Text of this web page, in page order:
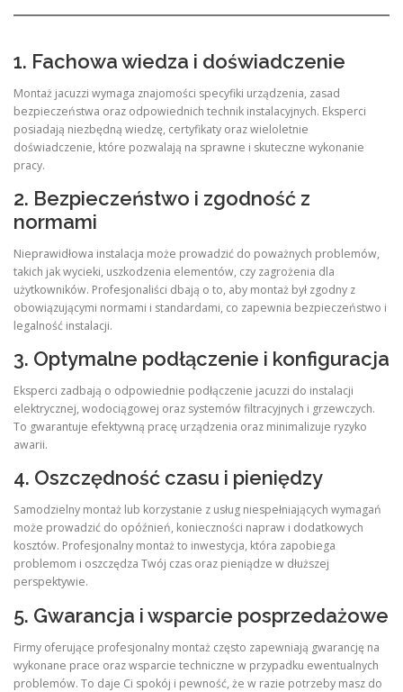
1. Fachowa wiedza i doświadczenie
Montaż jacuzzi wymaga znajomości specyfiki urządzenia, zasad
bezpieczeństwa oraz odpowiednich technik instalacyjnych. Eksperci
posiadają niezbędną wiedzę, certyfikaty oraz wieloletnie
doświadczenie, które pozwalają na sprawne i skuteczne wykonanie
pracy.
2. Bezpieczeństwo i zgodność z
normami
Nieprawidłowa instalacja może prowadzić do poważnych problemów,
takich jak wycieki, uszkodzenia elementów, czy zagrożenia dla
użytkowników. Profesjonaliści dbają o to, aby montaż był zgodny z
obowiązującymi normami i standardami, co zapewnia bezpieczeństwo i
legalność instalacji.
3. Optymalne podłączenie i konfiguracja
Eksperci zadbają o odpowiednie podłączenie jacuzzi do instalacji
elektrycznej, wodociągowej oraz systemów filtracyjnych i grzewczych.
To gwarantuje efektywną pracę urządzenia oraz minimalizuje ryzyko
awarii.
4. Oszczędność czasu i pieniędzy
Samodzielny montaż lub korzystanie z usług niespełniających wymagań
może prowadzić do opóźnień, konieczności napraw i dodatkowych
kosztów. Profesjonalny montaż to inwestycja, która zapobiega
problemom i oszczędza Twój czas oraz pieniądze w dłuższej
perspektywie.
5. Gwarancja i wsparcie posprzedażowe
Firmy oferujące profesjonalny montaż często zapewniają gwarancję na
wykonane prace oraz wsparcie techniczne w przypadku ewentualnych
problemów. To daje Ci spokój i pewność, że w razie potrzeby masz do